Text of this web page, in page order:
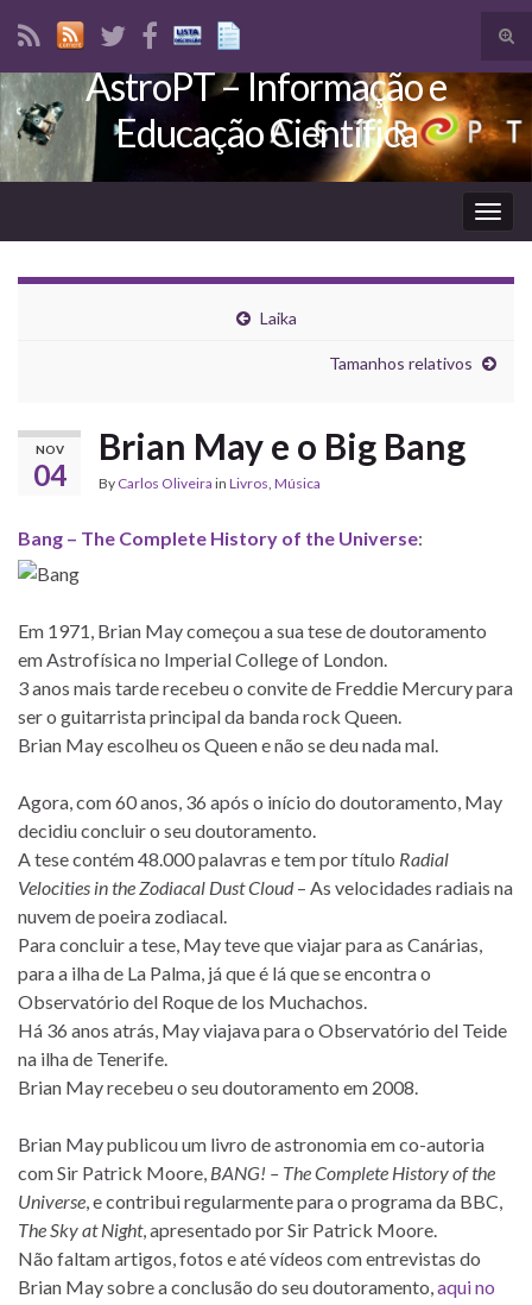
Search for:
AstroPT – Informação e
Educação Científica
Laika
Tamanhos relativos
NOV
04
Brian May e o Big Bang
By Carlos Oliveira in Livros, Música
Bang – The Complete History of the Universe:
Em 1971, Brian May começou a sua tese de doutoramento
em Astrofísica no Imperial College of London.
3 anos mais tarde recebeu o convite de Freddie Mercury para
ser o guitarrista principal da banda rock Queen.
Brian May escolheu os Queen e não se deu nada mal.
Agora, com 60 anos, 36 após o início do doutoramento, May
decidiu concluir o seu doutoramento.
A tese contém 48.000 palavras e tem por título Radial
Velocities in the Zodiacal Dust Cloud– As velocidades radiais na
nuvem de poeira zodiacal.
Para concluir a tese, May teve que viajar para as Canárias,
para a ilha de La Palma, já que é lá que se encontra o
Observatório del Roque de los Muchachos.
Há 36 anos atrás, May viajava para o Observatório del Teide
na ilha de Tenerife.
Brian May recebeu o seu doutoramento em 2008.
Brian May publicou um livro de astronomia em co-autoria
com Sir Patrick Moore, BANG! – The Complete History of the
Universe, e contribui regularmente para o programa da BBC,
The Sky at Night, apresentado por Sir Patrick Moore.
Não faltam artigos, fotos e até vídeos com entrevistas do
Brian May sobre a conclusão do seu doutoramento,aqui no